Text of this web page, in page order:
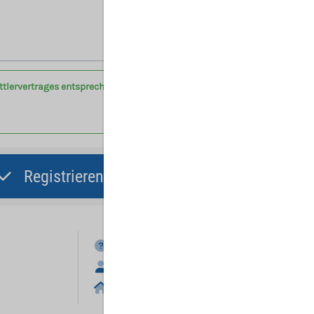
entsprechend der Vertragsbedingungen am
Registrieren und Angebot abgeben